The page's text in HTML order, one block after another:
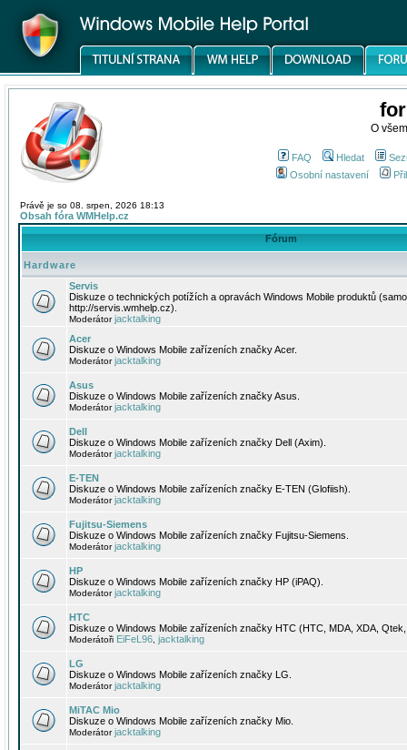
O
FAQ Hledat
Osobní nastavení
Právě je so 08. srpen, 2026 18:13
Obsah fóra WMHelp.cz
Fórum
Hardware
Servis
Diskuze o technických potížích a opravách Windows Mobile produktů
http://servis.wmhelp.cz).
Moderátorjacktalking
Acer
Diskuze o Windows Mobile zařízeních značky Acer.
Moderátorjacktalking
Asus
Diskuze o Windows Mobile zařízeních značky Asus.
Moderátorjacktalking
Dell
Diskuze o Windows Mobile zařízeních značky Dell (Axim).
Moderátorjacktalking
E-TEN
Diskuze o Windows Mobile zařízeních značky E-TEN (Glofiish).
Moderátorjacktalking
Fujitsu-Siemens
Diskuze o Windows Mobile zařízeních značky Fujitsu-Siemens.
Moderátorjacktalking
HP
Diskuze o Windows Mobile zařízeních značky HP (iPAQ).
Moderátorjacktalking
HTC
Diskuze o Windows Mobile zařízeních značky HTC (HTC, MDA, XDA,
Moderátoři EiFeL96 jacktalking
LG
Diskuze o Windows Mobile zařízeních značky LG.
Moderátorjacktalking
MiTAC Mio
Diskuze o Windows Mobile zařízeních značky Mio.
Moderátorjacktalking